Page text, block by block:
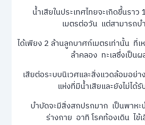
น้ำเสียในประเทศไทยจะเกิดขึ้นรา
เมตรต่อวัน แต่สามารถบ
ได้เพียง 2 ล้านลูกบาศก์เมตรเท่านั้น ที่
ลำคลอง ทะเลซึ่งเป็นผ
เสียต่อระบบนิเวศและสิ่งแวดล้อมอย่
แห่งที่มีน้ำเสียและยังไม่ได้รั
บำบัดจะมีสิ่งสกปรกมาก เป็นพาหะ
ร่างกาย อาทิ โรคท้องเดิน ไข้